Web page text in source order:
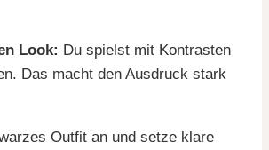
Look: Du spielst mit Kontrasten
Das macht den Ausdruck stark
Outfit an und setze klare